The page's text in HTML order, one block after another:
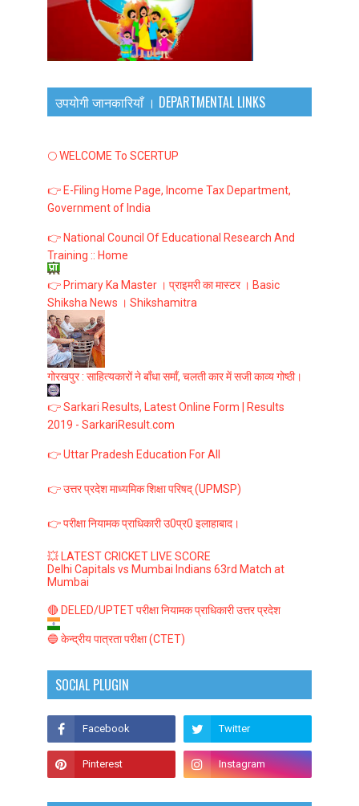
उपयोगी जानकारियाँ । DEPARTMENTAL LINKS
🌕 WELCOME To SCERTUP
👉 E-Filing Home Page, Income Tax Department,
Government of India
👉 National Council Of Educational Research And
Training :: Home
👉 Primary Ka Master । प्राइमरी का मास्टर । Basic
Shiksha News । Shikshamitra
गोरखपुर : साहित्यकारों ने बाँधा समाँ, चलती कार में सजी काव्य गोष्ठी।
👉 Sarkari Results, Latest Online Form | Results
2019 - SarkariResult.com
👉 Uttar Pradesh Education For All
👉 उत्तर प्रदेश माध्यमिक शिक्षा परिषद् (UPMSP)
👉 परीक्षा नियामक प्राधिकारी उ0प्र0 इलाहाबाद।
💥 LATEST CRICKET LIVE SCORE
Delhi Capitals vs Mumbai Indians 63rd Match at
Mumbai
🔴 DELED/UPTET परीक्षा नियामक प्राधिकारी उत्तर प्रदेश
🔵 केन्द्रीय पात्रता परीक्षा (CTET)
SOCIAL PLUGIN